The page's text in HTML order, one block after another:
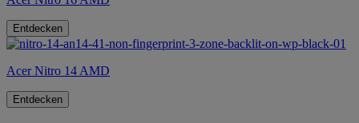
Entdecken
Acer Nitro 14 AMD
Entdecken